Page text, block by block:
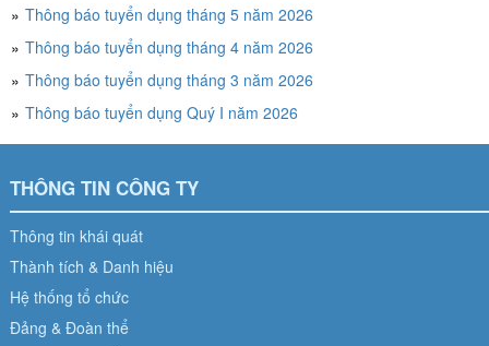
Thông báo tuyển dụng tháng 5 năm 2026
Thông báo tuyển dụng tháng 4 năm 2026
Thông báo tuyển dụng tháng 3 năm 2026
Thông báo tuyển dụng Quý I năm 2026
THÔNG TIN CÔNG TY
Thông tin khái quát
Thành tích & Danh hiệu
Hệ thống tổ chức
Đảng & Đoàn thể